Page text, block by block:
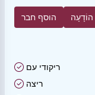
הוסף חבר הוֹדָעָה
ריקודי עם
ריצה